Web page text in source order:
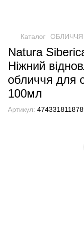
Каталог ОБЛИЧЧЯ
Natura
Ніжний
обличчя для
100мл
Артикул: